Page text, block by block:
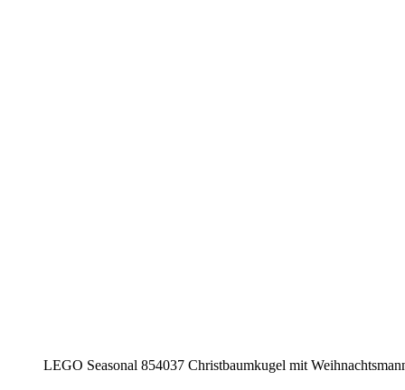
LEGO Seasonal 854037 Christbaumkugel mit